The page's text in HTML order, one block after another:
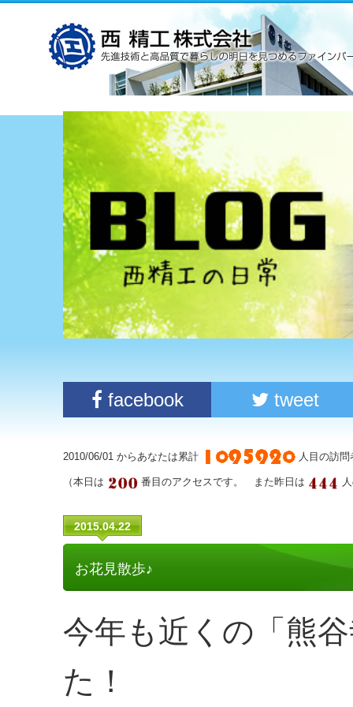
facebook tweet
2010/06/01 からあなたは累計 人目の訪
（本日は 番目のアクセスです。 また昨日は
2015.04.22
お花見散歩♪
今年も近くの「熊
た！